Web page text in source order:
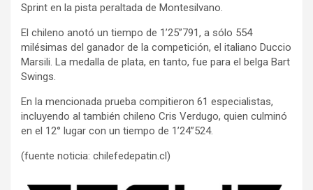
Sprint en la pista peraltada de Montesilvano.
El chileno anotó un tiempo de 1’25”791, a sólo 554
milésimas del ganador de la competición, el italiano Duccio
Marsili. La medalla de plata, en tanto, fue para el belga Bart
Swings.
En la mencionada prueba compitieron 61 especialistas,
incluyendo al también chileno Cris Verdugo, quien culminó
en el 12° lugar con un tiempo de 1’24”524.
(fuente noticia: chilefedepatin.cl)